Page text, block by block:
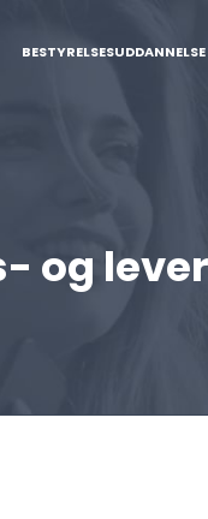
BESTYRELSESUDDANNELSE
og